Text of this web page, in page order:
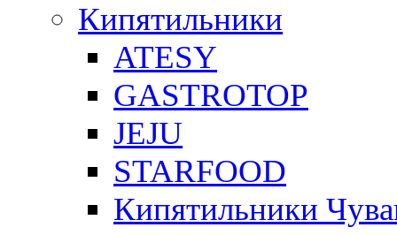
Кипятильники
ATESY
GASTROTOP
JEJU
STARFOOD
Кипятильники